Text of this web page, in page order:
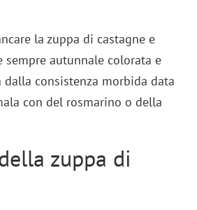
la zuppa di castagne e
sempre autunnale colorata e
consistenza morbida data
con del rosmarino o della
zuppa di